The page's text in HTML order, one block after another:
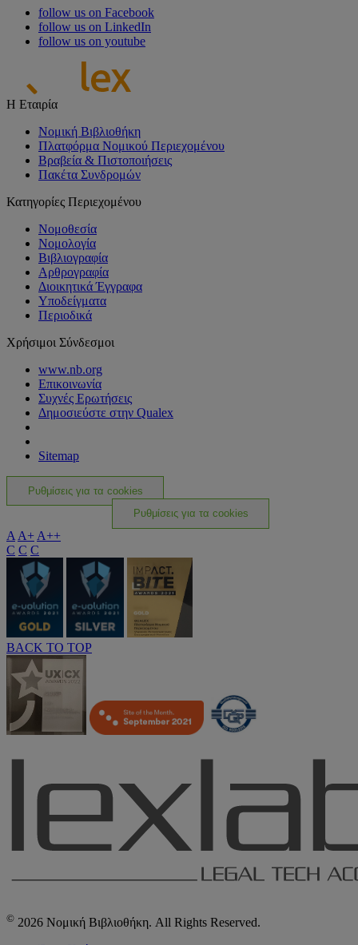
follow us on Facebook
follow us on LinkedIn
follow us on youtube
Η Εταιρία
Νομική Βιβλιοθήκη
Πλατφόρμα Νομικού Περιεχομένου
Βραβεία & Πιστοποιήσεις
Πακέτα Συνδρομών
Κατηγορίες Περιεχομένου
Νομοθεσία
Νομολογία
Βιβλιογραφία
Αρθρογραφία
Διοικητικά Έγγραφα
Υποδείγματα
Περιοδικά
Χρήσιμοι Σύνδεσμοι
www.nb.org
Επικοινωνία
Συχνές Ερωτήσεις
Δημοσιεύστε στην Qualex
Sitemap
Ρυθμίσεις για τα cookies
Ρυθμίσεις για τα cookies
A A+ A++
C C C
BACK TO TOP
© 2026 Νομική Βιβλιοθήκη. All Rights Reserved.